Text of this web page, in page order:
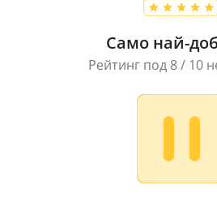
Само най-
Рейтинг под 8 / 10